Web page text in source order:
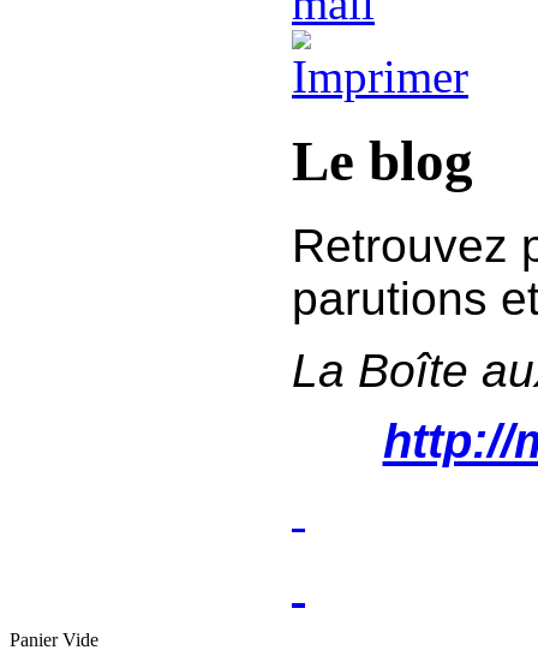
Le blog
Retrouvez
parutions
La Boîte
http://
Panier Vide